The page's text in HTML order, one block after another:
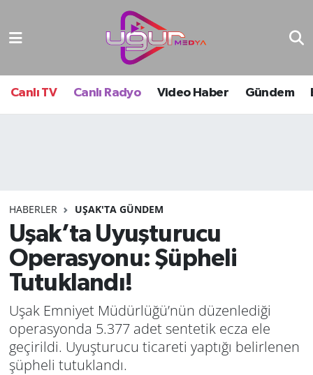
Canlı TV Canlı Radyo Video Haber Gündem
HABERLER UŞAK'TA GÜNDEM
Uşak’ta Uyuşturucu
Operasyonu: Şüpheli
Tutuklandı!
Uşak Emniyet Müdürlüğü’nün düzenlediği
operasyonda 5.377 adet sentetik ecza ele
geçirildi. Uyuşturucu ticareti yaptığı belirlenen
şüpheli tutuklandı.
Nöbetçi Eczaneler
Hava Durumu
Tüm Manşetler
Son Dakika Haberleri
Haber Arşivi